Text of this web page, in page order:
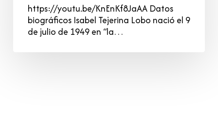
https://youtu.be/KnEnKf8JaAA Datos
biográficos Isabel Tejerina Lobo nació el 9
de julio de 1949 en “la…